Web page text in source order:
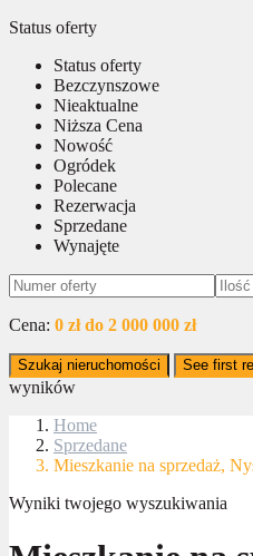
Status oferty
Status oferty
Bezczynszowe
Nieaktualne
Niższa Cena
Nowość
Ogródek
Polecane
Rezerwacja
Sprzedane
Wynajęte
Cena: 0 zł do 2 000 000 zł
Szukaj nieruchomości See first
wyników
Home
Sprzedane
Mieszkanie na sprzedaż,
Wyniki twojego wyszukiwania